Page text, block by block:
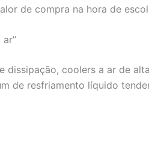
de compra na hora de
dissipação, coolers a ar de
de resfriamento líquido